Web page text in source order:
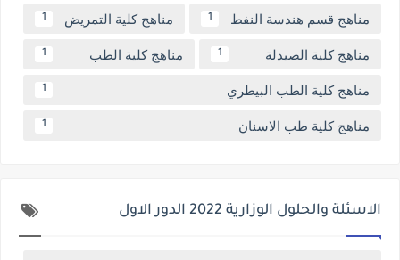
مناهج قسم هندسة النفط 1 مناهج كلية التمريض 1
مناهج كلية الصيدلة 1 مناهج كلية الطب 1
مناهج كلية الطب البيطري 1
مناهج كلية طب الاسنان 1
الاسئلة والحلول الوزارية 2022 الدور الاول